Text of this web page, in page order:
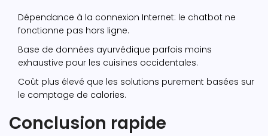
Dépendance à la connexion Internet: le chatbot ne
fonctionne pas hors ligne.
Base de données ayurvédique parfois moins
exhaustive pour les cuisines occidentales.
Coût plus élevé que les solutions purement basées sur
le comptage de calories.
Conclusion rapide